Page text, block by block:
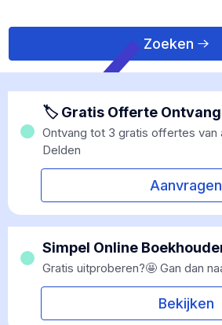
Zoeken
🏷 Gratis Offerte
Ontvang tot 3 gratis offertes van
Delden
Aanvragen
Simpel Online
Gratis uitproberen?🤩 Gan dan
Bekijken